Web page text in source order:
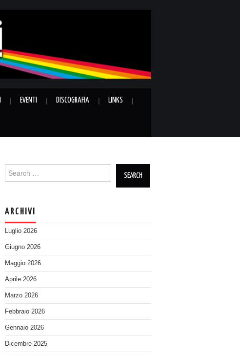
EVENTI DISCOGRAFIA LINKS
for:
ARCHIVI
Luglio 2026
Giugno 2026
Maggio 2026
Aprile 2026
Marzo 2026
Febbraio 2026
Gennaio 2026
Dicembre 2025